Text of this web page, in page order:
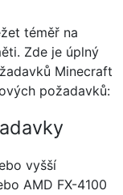
téměř na
Zde je úplný
Minecraft
požadavků:
vyšší
AMD FX-4100